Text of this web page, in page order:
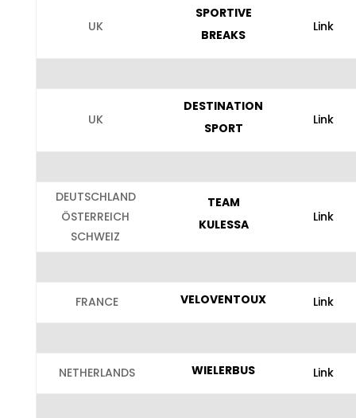
UK
SPORTIVE
BREAKS
Link
UK
DESTINATION
SPORT
Link
DEUTSCHLAND
ÖSTERREICH
SCHWEIZ
TEAM
KULESSA
Link
FRANCE VELOVENTOUX Link
NETHERLANDS WIELERBUS Link